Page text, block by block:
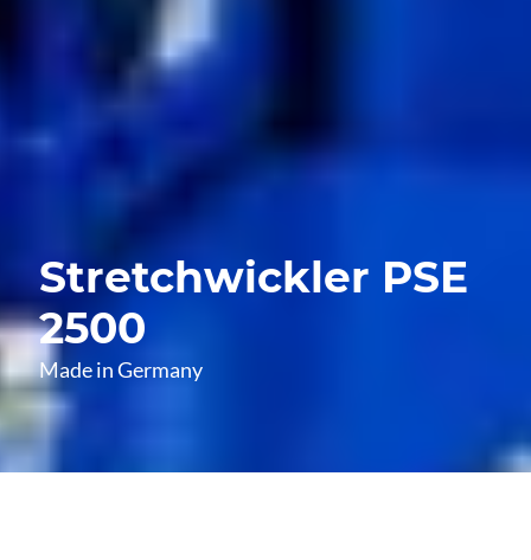
Stretchwickler PSE
2500
Made in Germany